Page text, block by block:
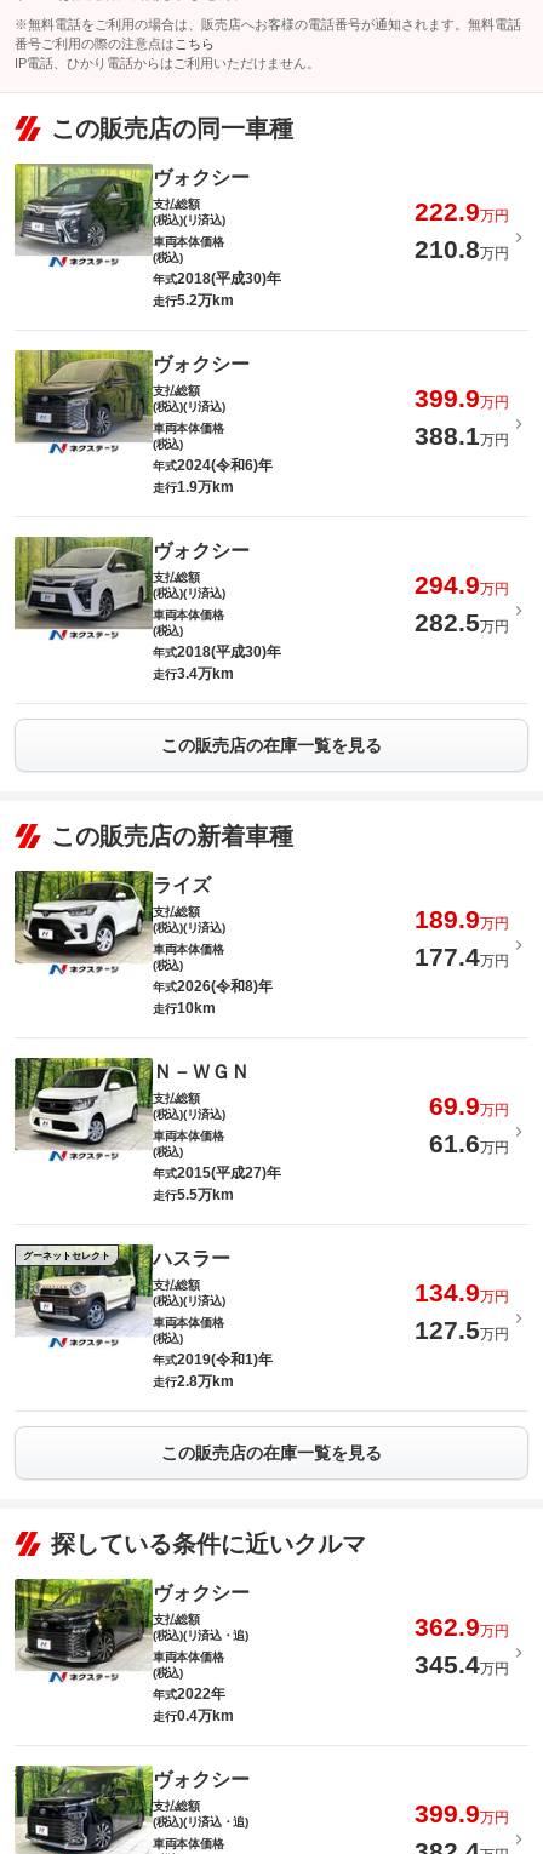
※無料電話をご利用の場合は、販売店へお客様の電話番号が通知されます。無料電話
番号ご利用の際の注意点は こちら
IP電話、ひかり電話からはご利用いただけません。
この販売店の同一車種
ヴォクシー
支払総額
(税込)(リ済込)
222.9万円
車両本体価格
(税込)
210.8万円
年式2018(平成30)年
走行5.2万km
ヴォクシー
支払総額
(税込)(リ済込)
399.9万円
車両本体価格
(税込)
388.1万円
年式2024(令和6)年
走行1.9万km
ヴォクシー
支払総額
(税込)(リ済込)
294.9万円
車両本体価格
(税込)
282.5万円
年式2018(平成30)年
走行3.4万km
この販売店の在庫一覧を見る
この販売店の新着車種
ライズ
支払総額
(税込)(リ済込)
189.9万円
車両本体価格
(税込)
177.4万円
年式2026(令和8)年
走行10km
Ｎ－ＷＧＮ
支払総額
(税込)(リ済込)
69.9万円
車両本体価格
(税込)
61.6万円
年式2015(平成27)年
走行5.5万km
グーネットセレクト ハスラー
支払総額
(税込)(リ済込)
134.9万円
車両本体価格
(税込)
127.5万円
年式2019(令和1)年
走行2.8万km
この販売店の在庫一覧を見る
探している条件に近いクルマ
ヴォクシー
支払総額
(税込)(リ済込・追)
362.9万円
車両本体価格
(税込)
345.4万円
年式2022年
走行0.4万km
ヴォクシー
支払総額
(税込)(リ済込・追)
399.9万円
車両本体価格